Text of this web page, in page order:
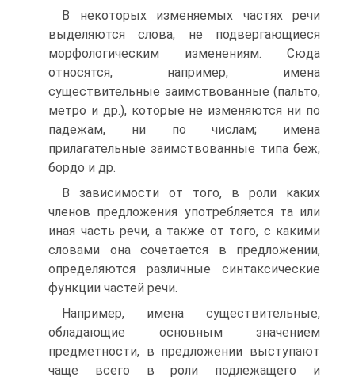
В некоторых изменяемых частях речи
выделяются слова, не подвергающиеся
морфологическим изменениям. Сюда
относятся, например, имена
существительные заимствованные (пальто,
метро и др.), которые не изменяются ни по
падежам, ни по числам; имена
прилагательные заимствованные типа беж,
бордо и др.
В зависимости от того, в роли каких
членов предложения употребляется та или
иная часть речи, а также от того, с какими
словами она сочетается в предложении,
определяются различные синтаксические
функции частей речи.
Например, имена существительные,
обладающие основным значением
предметности, в предложении выступают
чаще всего в роли подлежащего и